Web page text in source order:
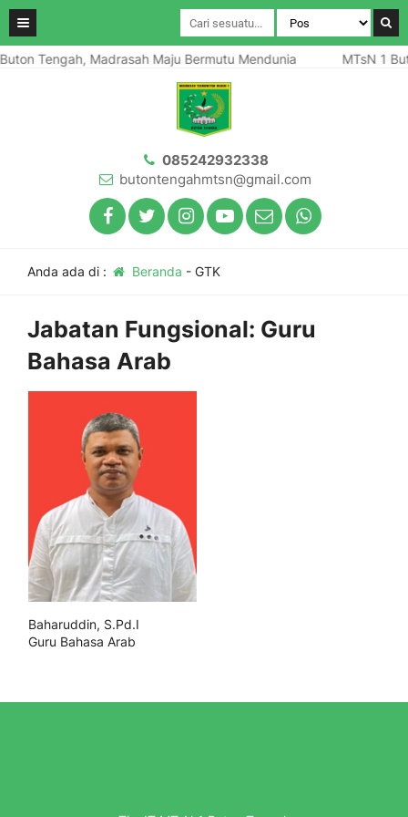
Tengah, Madrasah Maju Bermutu Mendunia MTsN 1
085242932338
butontengahmtsn@gmail.com
Anda ada di : Beranda - GTK
Jabatan Fungsional: Guru
Bahasa Arab
Baharuddin, S.Pd.I
Guru Bahasa Arab